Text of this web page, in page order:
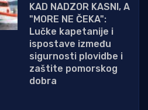
KAD NADZOR KASNI, A
"MORE NE ČEKA":
Lučke kapetanije i
ispostave između
sigurnosti plovidbe i
zaštite pomorskog
dobra